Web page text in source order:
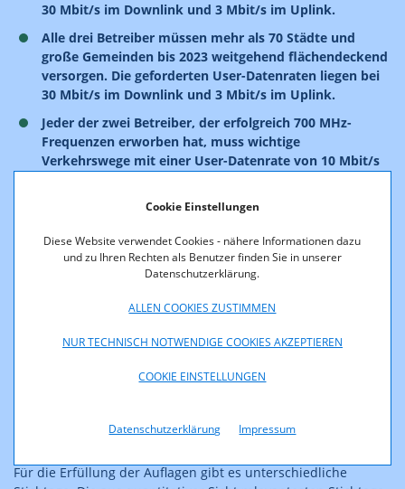
Cookie Einstellungen
Diese Website verwendet Cookies - nähere Informationen dazu
und zu Ihren Rechten als Benutzer finden Sie in unserer
Datenschutzerklärung.
ALLEN COOKIES ZUSTIMMEN
NUR TECHNISCH NOTWENDIGE COOKIES AKZEPTIEREN
COOKIE EINSTELLUNGEN
Datenschutzerklärung Impressum
30 Mbit/s im Downlink und 3 Mbit/s im Uplink.
Alle drei Betreiber müssen mehr als 70 Städte und
große Gemeinden bis 2023 weitgehend flächendeckend
versorgen. Die geforderten User-Datenraten liegen bei
30 Mbit/s im Downlink und 3 Mbit/s im Uplink.
Jeder der zwei Betreiber, der erfolgreich 700 MHz-
Frequenzen erworben hat, muss wichtige
Verkehrswege mit einer User-Datenrate von 10 Mbit/s
Auflage umfasst sind Autobahnen, Schnellstraßen,
Bundes- und Landesstraßen und ausgewählte
Bahnstrecken. Bei den Bundes- und Landesstraßen gibt
es neben einem hohen Versorgungsgrad auch die
Anforderungen, dass ein großer Anteil der Straßen
Versorgungsauflagen, die sich auf Autobahnen,
auf einem Kooperationsmodell mit dem jeweiligen
Infrastrukturbetreiber (ÖBB, Asfinag).
Downlink und 3 Mbit/s bzw. 1 Mbit/s im Uplink.
Für die Erfüllung der Auflagen gibt es unterschiedliche